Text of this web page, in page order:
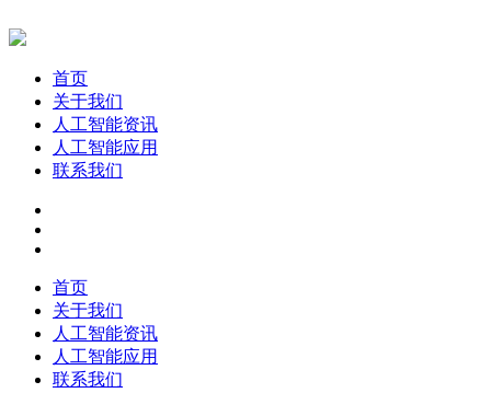
首页
关于我们
人工智能资讯
人工智能应用
联系我们
首页
关于我们
人工智能资讯
人工智能应用
联系我们